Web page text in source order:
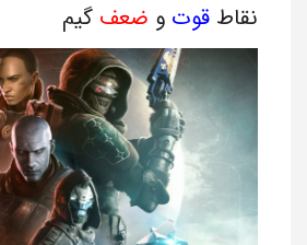
نقاط قوت و ضعف گیم